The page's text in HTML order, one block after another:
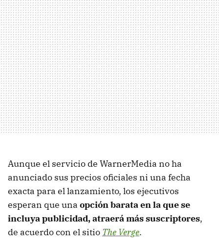
Aunque el servicio de WarnerMedia no ha
anunciado sus precios oficiales ni una fecha
exacta para el lanzamiento, los ejecutivos
esperan que una opción barata en la que se
incluya publicidad, atraerá más suscriptores,
de acuerdo con el sitio The Verge.